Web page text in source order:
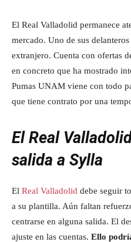
El Real Valladolid permanece
mercado. Uno de sus
extranjero. Cuenta con ofertas
en concreto que ha mostrado
Pumas UNAM viene con todo
que tiene contrato por una
El Real
salida a Sylla
El Real Valladolid debe seguir
a su plantilla. Aún faltan
centrarse en alguna salida. El
ajuste en las cuentas. Ello